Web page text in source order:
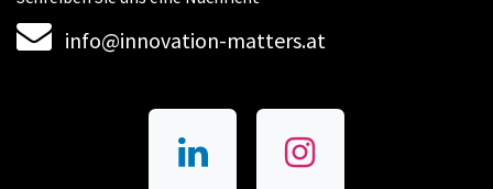
info@innovation-matters.at